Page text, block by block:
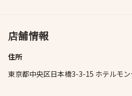
店舗情報
住所
東京都中央区日本橋3-3-15 ホテルモ